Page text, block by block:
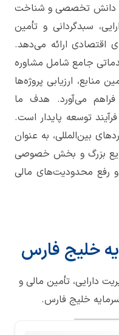
دانش تخصصی و شناخت
سبدگردانی و تأمین
اقتصادی ارائه می‌دهد.
جامع شامل مشاوره
ارزیابی پروژه‌ها
فراهم می‌آورد. هدف ما
توسعه پایدار است.
بین‌المللی، به عنوان
بزرگ و بخش خصوصی
و رفع محدودیت‌های مالی
خلیج فارس
دارایی، تأمین مالی و
خلیج فارس.